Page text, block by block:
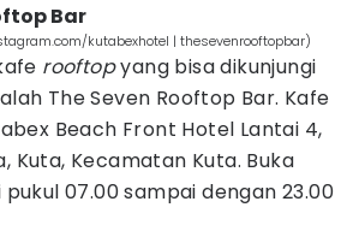
Bar
kutabexhotel | thesevenrooftopbar)
rooftopyang bisa dikunjungi
The Seven Rooftop Bar. Kafe
Beach Front Hotel Lantai 4,
Kuta, Kecamatan Kuta. Buka
07.00 sampai dengan 23.00